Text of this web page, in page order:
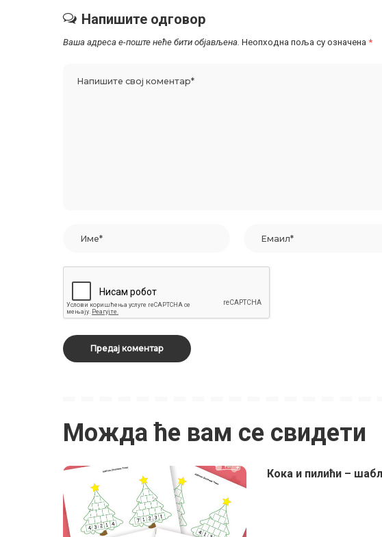
Напишите одговор
Ваша адреса е-поште неће бити објављена. Неопходна поља су означена *
Можда ће вам се свидети
Кока и пилићи –